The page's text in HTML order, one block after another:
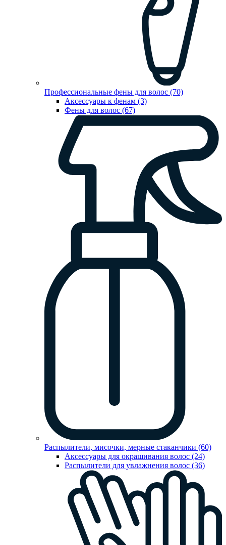
Профессиональные фены для волос (70)
Аксессуары к фенам (3)
Фены для волос (67)
Распылители, мисочки, мерные стаканчики (60)
Аксессуары для окрашивания волос (24)
Распылители для увлажнения волос (36)